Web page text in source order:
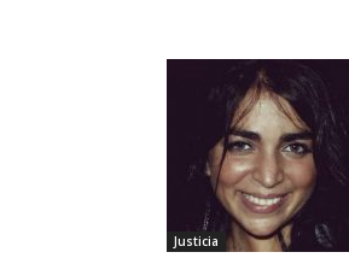
Justicia